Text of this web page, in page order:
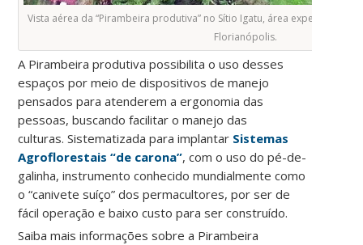
Vista aérea da “Pirambeira produtiva” no Sítio Igatu, área experimental
Florianópolis.
A Pirambeira produtiva possibilita o uso desses
espaços por meio de dispositivos de manejo
pensados para atenderem a ergonomia das
pessoas, buscando facilitar o manejo das
culturas. Sistematizada para implantar Sistemas
Agroflorestais “de carona”, com o uso do pé-de-
galinha, instrumento conhecido mundialmente como
o “canivete suíço” dos permacultores, por ser de
fácil operação e baixo custo para ser construído.
Saiba mais informações sobre a Pirambeira